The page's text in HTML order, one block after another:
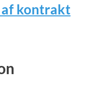
kontrakt